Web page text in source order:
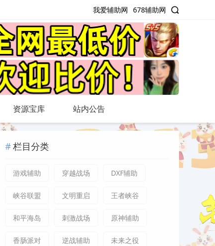
678辅助网
我爱辅助网
资源宝库 站内公告
栏目分类
游戏辅助 穿越战场 DXF辅助
峡谷联盟 文明重启 王者峡谷
和平海岛 刺激战场 原神辅助
香肠派对 逆战辅助 未来之役